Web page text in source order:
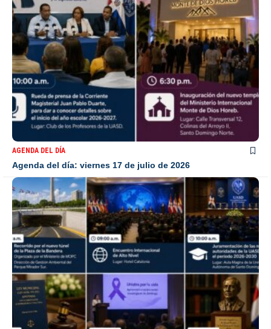
AGENDA DEL DÍA
Agenda del día: viernes 17 de julio de 2026